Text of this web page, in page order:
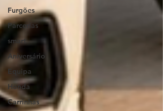
Furgões
Parcerias
smart
Aniversário
Equipa
Honda
Carrinhas